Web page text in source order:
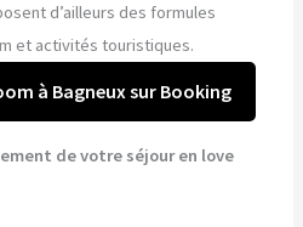
d’ailleurs des formules
et activités touristiques.
à Bagneux sur Booking
de votre séjour en love